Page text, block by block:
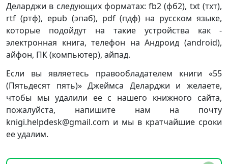
Деларджи в следующих форматах: fb2 (фб2), txt (тхт),
rtf (ртф), epub (эпаб), pdf (пдф) на русском языке,
которые подойдут на такие устройства как -
электронная книга, телефон на Андроид (android),
айфон, ПК (компьютер), айпад.
Если вы являетесь правообладателем книги «55
(Пятьдесят пять)» Джеймса Деларджи и желаете,
чтобы мы удалили ее с нашего книжного сайта,
пожалуйста, напишите нам на почту
knigi.helpdesk@gmail.com и мы в кратчайшие сроки
ее удалим.